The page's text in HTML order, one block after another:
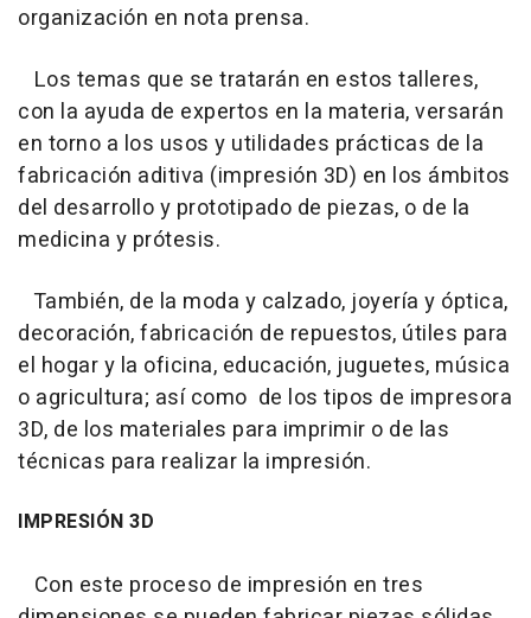
organización en nota prensa.
Los temas que se tratarán en estos talleres,
con la ayuda de expertos en la materia, versarán
en torno a los usos y utilidades prácticas de la
fabricación aditiva (impresión 3D) en los ámbitos
del desarrollo y prototipado de piezas, o de la
medicina y prótesis.
También, de la moda y calzado, joyería y óptica,
decoración, fabricación de repuestos, útiles para
el hogar y la oficina, educación, juguetes, música
o agricultura; así como de los tipos de impresora
3D, de los materiales para imprimir o de las
técnicas para realizar la impresión.
IMPRESIÓN 3D
Con este proceso de impresión en tres